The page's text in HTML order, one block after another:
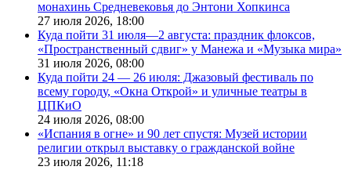
монахинь Средневековья до Энтони Хопкинса
27 июля 2026, 18:00
Куда пойти 31 июля—2 августа: праздник флоксов,
«Пространственный сдвиг» у Манежа и «Музыка мира»
31 июля 2026, 08:00
Куда пойти 24 — 26 июля: Джазовый фестиваль по
всему городу, «Окна Открой» и уличные театры в
ЦПКиО
24 июля 2026, 08:00
«Испания в огне» и 90 лет спустя: Музей истории
религии открыл выставку о гражданской войне
23 июля 2026, 11:18